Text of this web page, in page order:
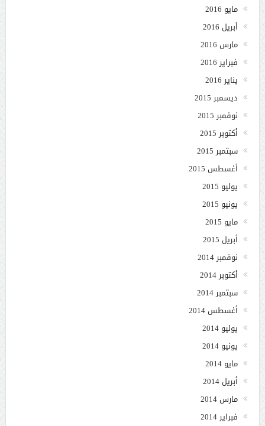
مايو 2016
أبريل 2016
مارس 2016
فبراير 2016
يناير 2016
ديسمبر 2015
نوفمبر 2015
أكتوبر 2015
سبتمبر 2015
أغسطس 2015
يوليو 2015
يونيو 2015
مايو 2015
أبريل 2015
نوفمبر 2014
أكتوبر 2014
سبتمبر 2014
أغسطس 2014
يوليو 2014
يونيو 2014
مايو 2014
أبريل 2014
مارس 2014
فبراير 2014